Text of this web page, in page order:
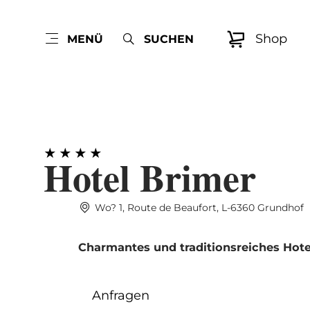
MENÜ SUCHEN Shop
Hotel Brimer
Wo? 1, Route de Beaufort, L-6360 Grundhof
Charmantes und traditionsreiches
Anfragen